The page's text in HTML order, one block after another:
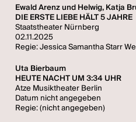
Ewald Arenz und Helwig, Katja
DIE ERSTE LIEBE HÄLT 5 JAHRE
Staatstheater Nürnberg
02.11.2025
Regie: Jessica Samantha Starr
Uta Bierbaum
HEUTE NACHT UM 3:34 UHR
Atze Musiktheater Berlin
Datum nicht angegeben
Regie: (nicht angegeben)